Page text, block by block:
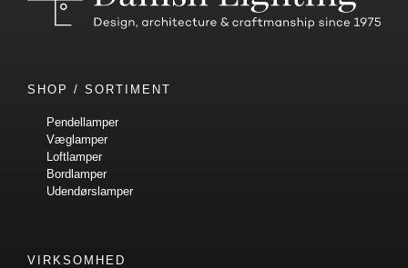
SHOP / SORTIMENT
Pendellamper
Væglamper
Loftlamper
Bordlamper
Udendørslamper
VIRKSOMHED